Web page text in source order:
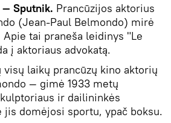
— Sputnik. Prancūzijos aktorius
(Jean-Paul Belmondo) mirė
tai praneša leidinys "Le
į aktoriaus advokatą.
laikų prancūzų kino aktorių
— gimė 1933 metų
ir dailininkės
jis domėjosi sportu, ypač boksu.